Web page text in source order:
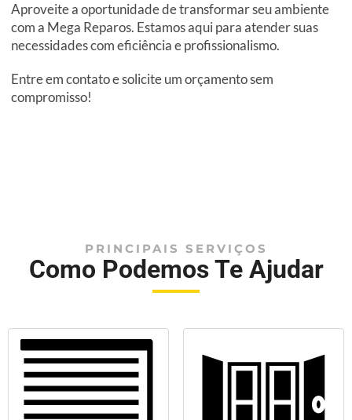
Aproveite a oportunidade de transformar seu ambiente
com a Mega Reparos. Estamos aqui para atender suas
necessidades com eficiência e profissionalismo.
Entre em contato e solicite um orçamento sem
compromisso!
PRINCIPAIS SERVIÇOS
Como Podemos Te Ajudar